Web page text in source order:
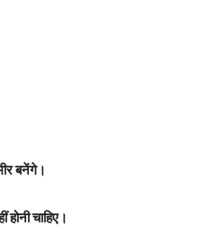
बनेंगे।
चाहिए।